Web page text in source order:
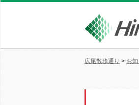
広尾散歩通り > お